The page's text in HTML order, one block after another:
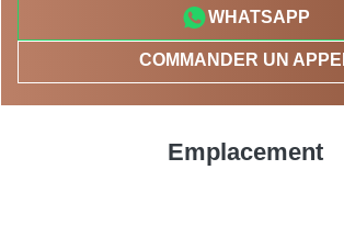
WHATSAPP
COMMANDER UN
Emplacement